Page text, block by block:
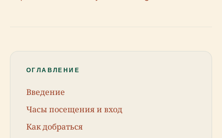
ОГЛАВЛЕНИЕ
Введение
Часы посещения и вход
Как добраться